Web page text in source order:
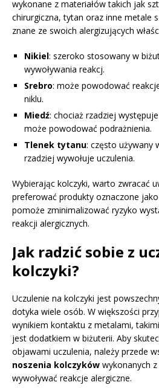
wykonane z materiałów takich jak
chirurgiczna, tytan oraz inne metale
znane ze swoich alergizujących
Nikiel: szeroko stosowany w
wywoływania reakcj.
Srebro: może powodować
niklu.
Miedź: chociaż rzadziej
może powodować podrażnienia.
Tlenek tytanu: często używany
rzadziej wywołuje uczulenia.
Wybierając kolczyki, warto zwracać
preferować produkty oznaczone
pomoże zminimalizować ryzyko
reakcji alergicznych.
Jak radzić sobie z
kolczyki?
Uczulenie na kolczyki jest
dotyka wiele osób. W większości
wynikiem kontaktu z metalami,
jest dodatkiem w biżuterii. Aby
objawami uczulenia, należy przede
noszenia kolczyków wykonanych
wywoływać reakcje alergiczne.